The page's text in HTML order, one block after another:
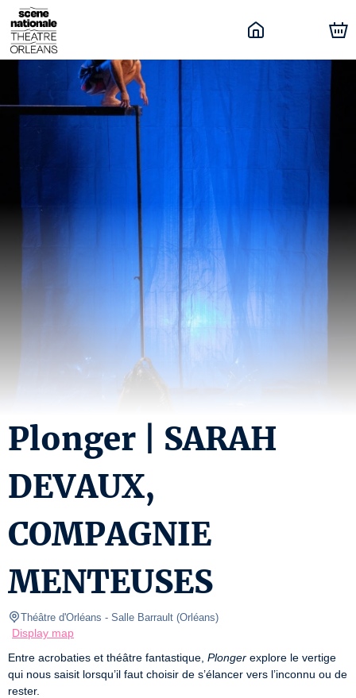
Plonger | SARAH
DEVAUX,
COMPAGNIE
MENTEUSES
Théâtre d'Orléans - Salle Barrault (Orléans)
Display map
Entre acrobaties et théâtre fantastique, Plonger explore le vertige
qui nous saisit lorsqu’il faut choisir de s’élancer vers l’inconnu ou de
rester.